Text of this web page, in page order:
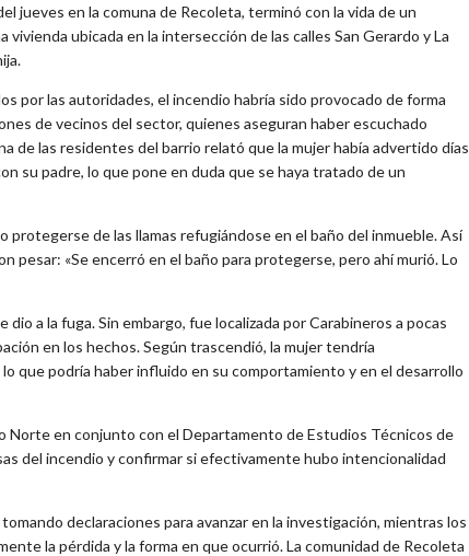
jueves en la comuna de Recoleta, terminó con la vida de un
ubicada en la intersección de las calles San Gerardo y La
por las autoridades, el incendio habría sido provocado de forma
de vecinos del sector, quienes aseguran haber escuchado
de las residentes del barrio relató que la mujer había advertido días
su padre, lo que pone en duda que se haya tratado de un
de las llamas refugiándose en el baño del inmueble. Así
pesar: «Se encerró en el baño para protegerse, pero ahí murió. Lo
a la fuga. Sin embargo, fue localizada por Carabineros a pocas
en los hechos. Según trascendió, la mujer tendría
que podría haber influido en su comportamiento y en el desarrollo
Norte en conjunto con el Departamento de Estudios Técnicos de
del incendio y confirmar si efectivamente hubo intencionalidad
declaraciones para avanzar en la investigación, mientras los
la pérdida y la forma en que ocurrió. La comunidad de Recoleta